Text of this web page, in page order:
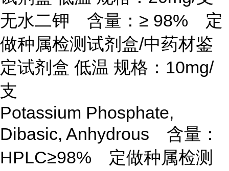
无水二钾 含量： ≥ 98% 定
做种属检测试剂盒/中药材鉴
定试剂盒 低温 规格：10mg/
支
Potassium Phosphate,
Dibasic, Anhydrous 含量：
HPLC≥98% 定做种属检测